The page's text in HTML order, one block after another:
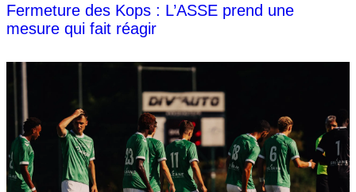
Fermeture des Kops : L’ASSE prend une
mesure qui fait réagir